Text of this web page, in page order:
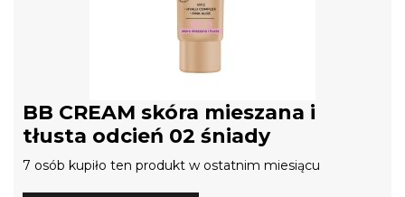
BB CREAM skóra mieszana i
tłusta odcień 02 śniady
7 osób kupiło ten produkt w ostatnim miesiącu